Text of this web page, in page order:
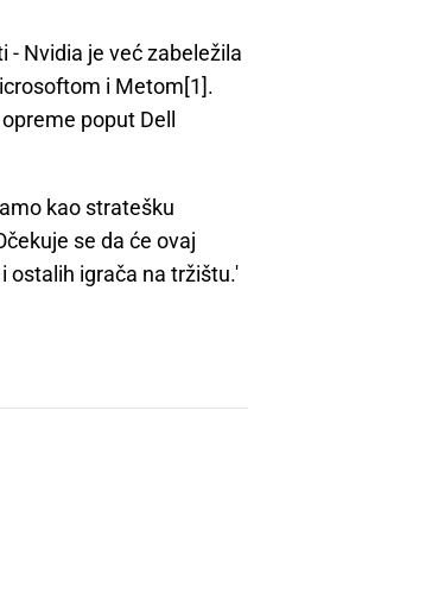
Nvidia je već zabeležila
i Metom[1].
poput Dell
kao stratešku
se da će ovaj
ostalih igrača na tržištu.'